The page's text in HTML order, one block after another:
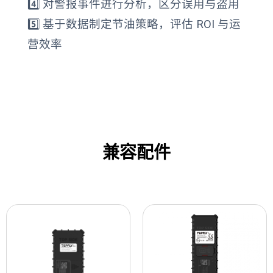
4️⃣ 对警报事件进行分析，区分误用与盗用
5️⃣ 基于数据制定节油策略，评估 ROI 与运
营效率
兼容配件